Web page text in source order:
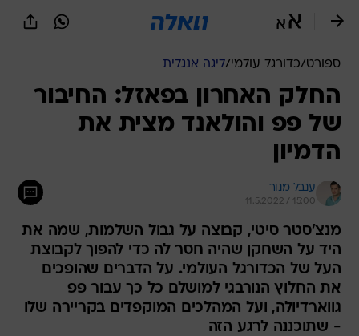
ספורט/כדורגל עולמי/ליגה אנגלית
החלק האחרון בפאזל: החיבור
של פפ והולאנד מצית את
הדמיון
ענבל מנור
11.5.2022 / 15:00
מנצ'סטר סיטי, קבוצה על גבול השלמות, שמה את
היד על השחקן שהיה חסר לה כדי להפוך לקבוצת
העל של הכדורגל העולמי. על הדברים שהופכים
את החלוץ הנורבגי למושלם כל כך עבור פפ
גווארדיולה, ועל המהלכים המוקפדים בקריירה שלו
- שתוכננה לרגע הזה